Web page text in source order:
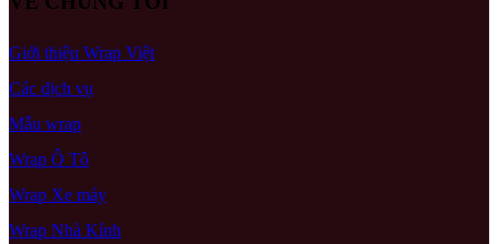
Giới thiệu Wrap Việt
Các dịch vụ
Mẫu wrap
Wrap Ô Tô
Wrap Xe máy
Wrap Nhà Kính